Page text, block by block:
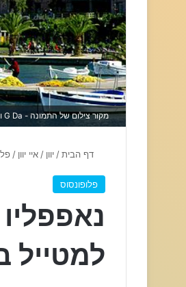
מקור צילום של התמונה - G Da ווקידמדיה
דף הבית/ יוון / איי יוון /
פלופונסוס
למטייל